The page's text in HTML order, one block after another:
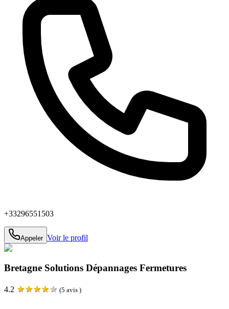
+33296551503
Appeler Voir le profil
Bretagne Solutions Dépannages Fermetures
4.2 ★★★★★ (5 avis )